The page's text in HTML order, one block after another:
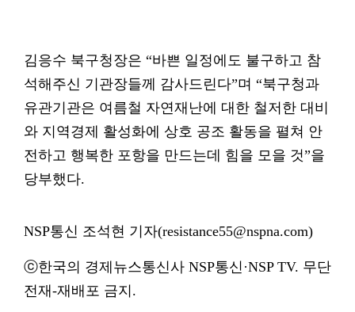
김응수 북구청장은 “바쁜 일정에도 불구하고 참
석해주신 기관장들께 감사드린다”며 “북구청과
유관기관은 여름철 자연재난에 대한 철저한 대비
와 지역경제 활성화에 상호 공조 활동을 펼쳐 안
전하고 행복한 포항을 만드는데 힘을 모을 것”을
당부했다.
NSP통신 조석현 기자(resistance55@nspna.com)
ⓒ한국의 경제뉴스통신사 NSP통신·NSP TV. 무단
전재-재배포 금지.